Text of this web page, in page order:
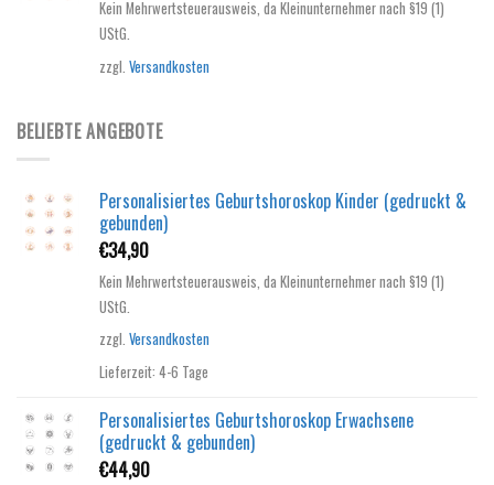
Kein Mehrwertsteuerausweis, da Kleinunternehmer nach §19 (1)
UStG.
zzgl. Versandkosten
BELIEBTE ANGEBOTE
Personalisiertes Geburtshoroskop Kinder (gedruckt &
gebunden)
€34,90
Kein Mehrwertsteuerausweis, da Kleinunternehmer nach §19 (1)
UStG.
zzgl. Versandkosten
Lieferzeit: 4-6 Tage
Personalisiertes Geburtshoroskop Erwachsene
(gedruckt & gebunden)
€44,90